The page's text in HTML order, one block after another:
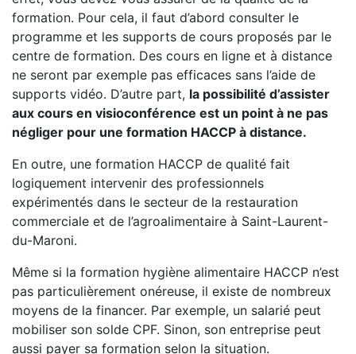
formation. Pour cela, il faut d’abord consulter le
programme et les supports de cours proposés par le
centre de formation. Des cours en ligne et à distance
ne seront par exemple pas efficaces sans l’aide de
supports vidéo. D’autre part, la possibilité d’assister
aux cours en visioconférence est un point à ne pas
négliger pour une formation HACCP à distance.
En outre, une formation HACCP de qualité fait
logiquement intervenir des professionnels
expérimentés dans le secteur de la restauration
commerciale et de l’agroalimentaire à Saint-Laurent-
du-Maroni.
Même si la formation hygiène alimentaire HACCP n’est
pas particulièrement onéreuse, il existe de nombreux
moyens de la financer. Par exemple, un salarié peut
mobiliser son solde CPF. Sinon, son entreprise peut
aussi payer sa formation selon la situation.